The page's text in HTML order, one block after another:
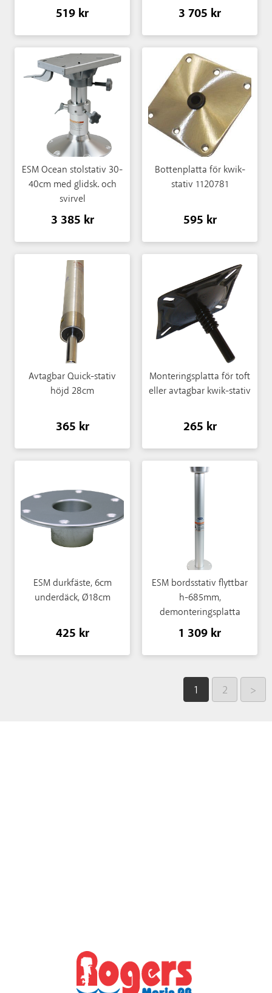
519 kr 3 705 kr
ESM Ocean stolstativ 30-
40cm med glidsk. och
svirvel
3 385 kr
Bottenplatta för kwik-
stativ 1120781
595 kr
Avtagbar Quick-stativ
höjd 28cm
365 kr
Monteringsplatta för toft
eller avtagbar kwik-stativ
265 kr
ESM durkfäste, 6cm
underdäck, Ø18cm
425 kr
ESM bordsstativ flyttbar
h-685mm,
demonteringsplatta
Ø18cm
1 309 kr
1 2 >